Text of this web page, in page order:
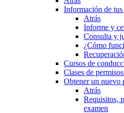
Información de
Atrás
Informe y
Consulta y
¿Cómo
Cursos de
Clases de
Obtener un nuevo
Atrás
Requisitos,
examen